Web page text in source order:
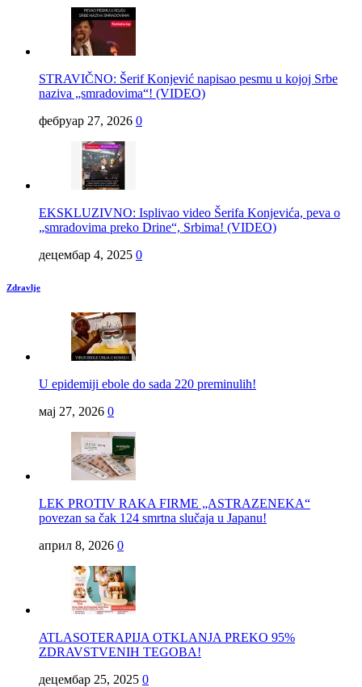
STRAVIČNO: Šerif Konjević napisao pesmu u kojoj Srbe
naziva „smradovima“! (VIDEO)
фебруар 27, 2026 0
EKSKLUZIVNO: Isplivao video Šerifa Konjevića, peva o
„smradovima preko Drine“, Srbima! (VIDEO)
децембар 4, 2025 0
Zdravlje
U epidemiji ebole do sada 220 preminulih!
мај 27, 2026 0
LEK PROTIV RAKA FIRME „ASTRAZENEKA“
povezan sa čak 124 smrtna slučaja u Japanu!
април 8, 2026 0
ATLASOTERAPIJA OTKLANJA PREKO 95%
ZDRAVSTVENIH TEGOBA!
децембар 25, 2025 0